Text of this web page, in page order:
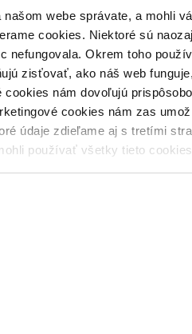
webe správate, a mohli
cookies. Niektoré sú
nefungovala. Okrem toho
zisťovať, ako náš web
nám dovoľujú
cookies nám zas
údaje zdieľame aj s tretími
používať všetky tieto
odoslať do 1 – 5 dní. A